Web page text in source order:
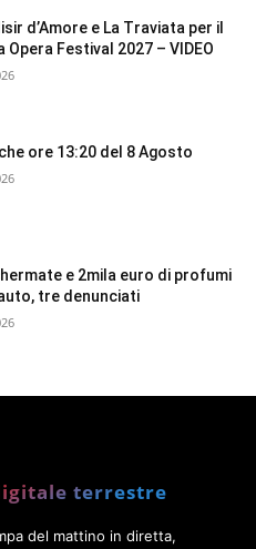
d’Amore e La Traviata per il
Opera Festival 2027 – VIDEO
ore 13:20 del 8 Agosto
e 2mila euro di profumi
tre denunciati
terrestre
del mattino in diretta,